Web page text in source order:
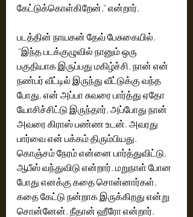
கேட்டுக்கொள்கிறேன்.” என்றார்.
படத்தின் நாயகன் தேவ் பேசுகையில்,
பகுதியாக இருப்பது மகிழ்ச்சி. நான் என்
நண்பர் வீட்டில் இருந்து வீட்டுக்கு வந்த
போது, என் அப்பா சுவரை பார்த்து ஏதோ
யோசிச்சிட்டு இருந்தார், அப்போது நான்
அவரை கிராஸ் பண்ண உடன், அவரது
பார்வை என் பக்கம் திரும்பியது.
கொஞ்சம் நேரம் என்னை பார்த்துவிட்டு,
ஆபீஸ் வந்துவிடு என்றார். மறுநாள் போன
போது எனக்கு கதை சொன்னார்கள்.
கதை கேட்டு நன்றாக இருக்கிறது என்று
சொன்னேன். நீதான் ஹீரோ என்றார்.